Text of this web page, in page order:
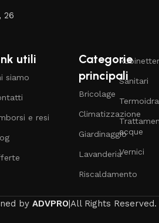
26
utili
siamo
e resi
Categorie
principali
Bricolage
Climatizzazione
Giardinaggio
Lavanderia
Riscaldamento
Sanitari
acque
Vernici
by ADVPRO |All Rights Reserved.